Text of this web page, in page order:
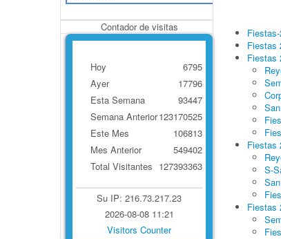
Contador de visitas
Hoy
Ayer
Esta Semana
Semana Anterior
Este Mes
Mes Anterior
Total Visitantes
6795
17796
93447
123170525
106813
549402
127393363
Su IP: 216.73.217.23
2026-08-08 11:21
Visitors Counter
Fiestas
Fiestas
Fiestas
S-
Fiestas